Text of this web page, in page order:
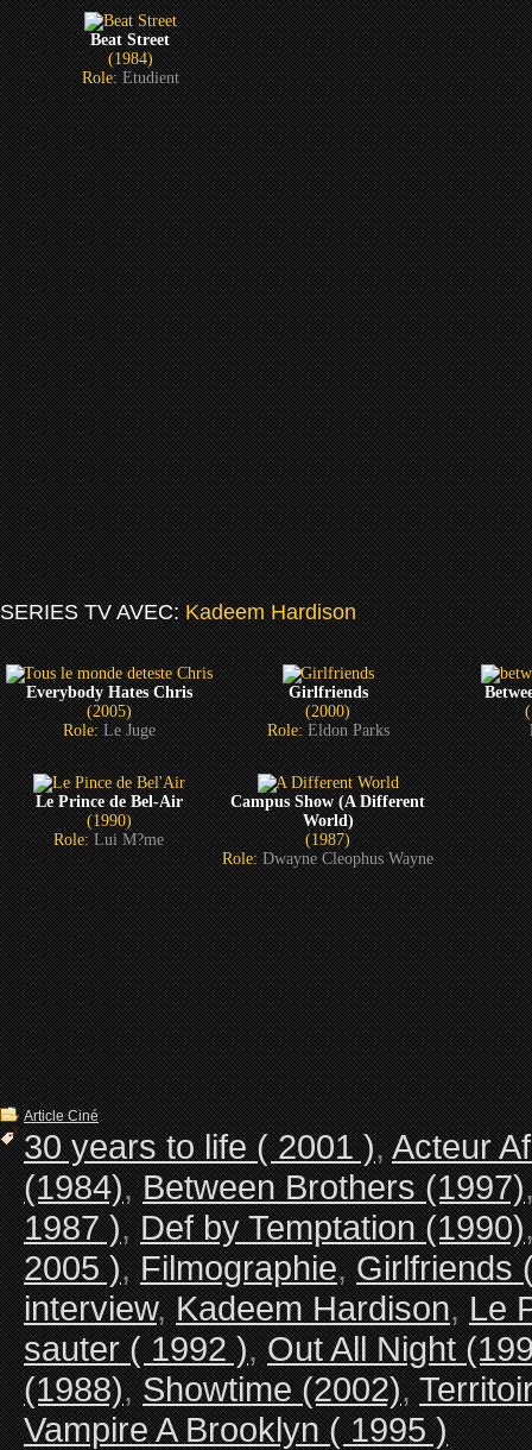
Beat Street
(1984)
Role:Etudient
SERIES TV AVEC:Kadeem Hardison
Everybody Hates Chris
(2005)
Role:Le Juge
Girlfriends
(2000)
Role:Eldon Parks
Le Prince de Bel-Air
(1990)
Role:Lui M?me
Campus Show (A Different
World)
(1987)
Role:Dwayne Cleophus Wayne
Article Ciné
30 years to life ( 2001 ),Acteur
(1984),Between Brothers (1997)
1987 ),Def by Temptation (1990)
2005 ),Filmographie,Girlfriends
interview,Kadeem Hardison,Le
sauter ( 1992 ),Out All Night
(1988),Showtime (2002),
Vampire A Brooklyn ( 1995 )